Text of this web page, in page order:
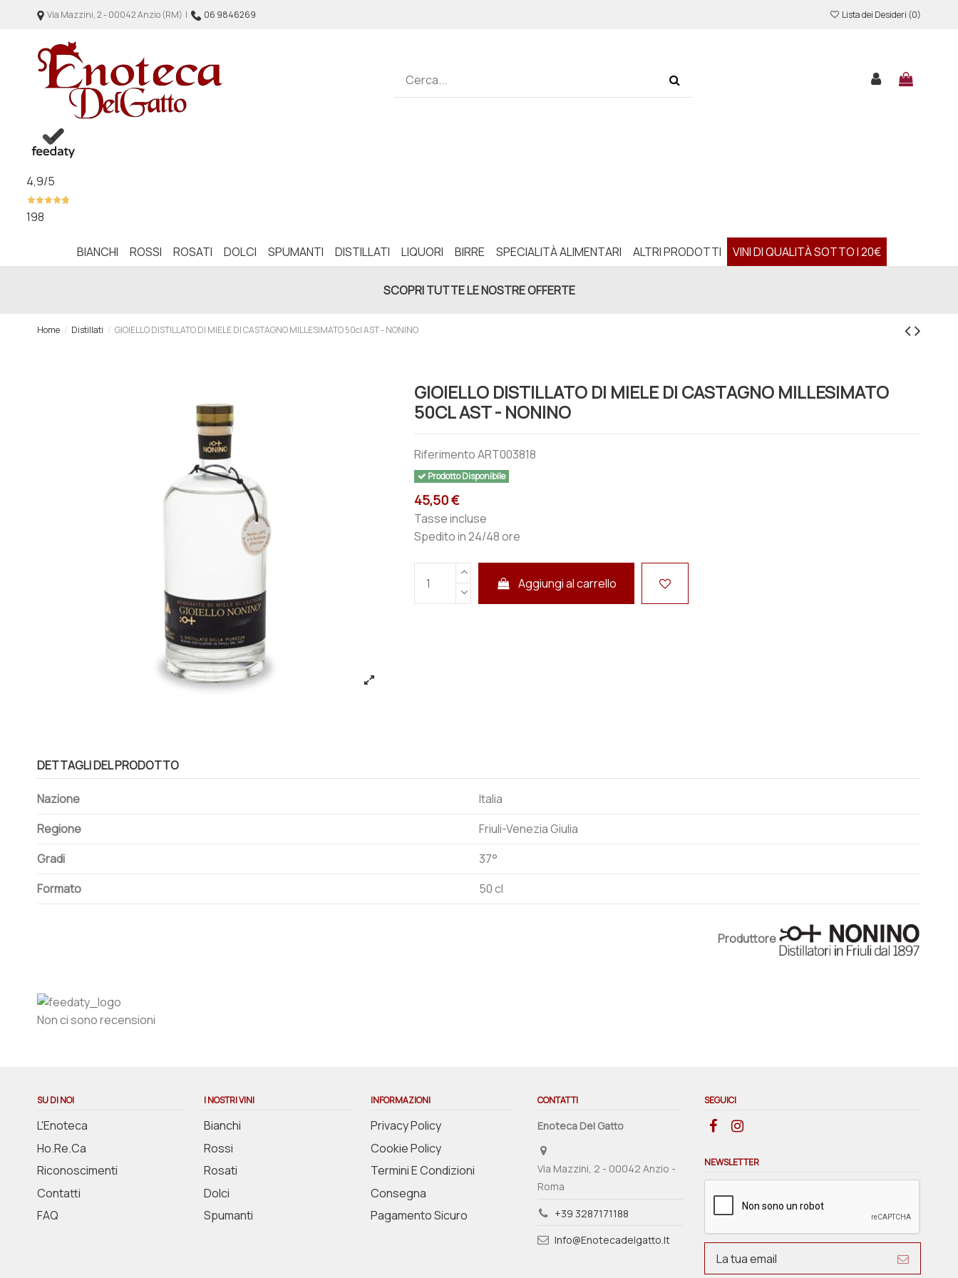
Via Mazzini, 2 - 00042 Anzio (RM) | 06 9846269 Lista dei Desideri (0)
4,9/5
198
BIANCHI ROSSI ROSATI DOLCI SPUMANTI DISTILLATI LIQUORI BIRRE SPECIALITÀ ALIMENTARI ALTRI PRODOTTI VINI DI QUALITÀ SOTTO I 20€
SCOPRI TUTTE LE NOSTRE OFFERTE
Home Distillati GIOIELLO DISTILLATO DI MIELE DI CASTAGNO MILLESIMATO 50cl AST - NONINO
GIOIELLO DISTILLATO DI MIELE DI CASTAGNO MILLESIMATO
50CL AST - NONINO
RiferimentoART003818
Prodotto Disponibile
45,50 €
Tasse incluse
Spedito in 24/48 ore
Aggiungi al carrello
DETTAGLI DEL PRODOTTO
Nazione
Italia
Regione
Friuli-Venezia Giulia
Gradi
37°
Formato
50 cl
Produttore
Non ci sono recensioni
SU DI NOI
L'Enoteca
Ho.Re.Ca
Riconoscimenti
Contatti
FAQ
I NOSTRI VINI
Bianchi
Rossi
Rosati
Dolci
Spumanti
INFORMAZIONI
Privacy Policy
Cookie Policy
Termini E Condizioni
Consegna
Pagamento Sicuro
CONTATTI
Enoteca Del Gatto
Via Mazzini, 2 - 00042 Anzio -
Roma
+39 3287171188
Info@enotecadelgatto.it
SEGUICI
NEWSLETTER